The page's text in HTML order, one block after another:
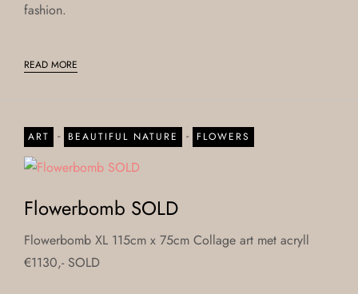
fashion.
READ MORE
ART - BEAUTIFUL NATURE - FLOWERS
Flowerbomb SOLD
Flowerbomb XL 115cm x 75cm Collage art met acryll
€1130,- SOLD